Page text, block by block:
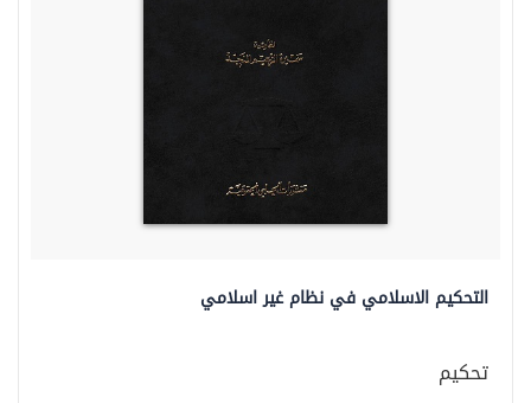
التحكيم الاسلامي في نظام غير اسلامي
تحكيم